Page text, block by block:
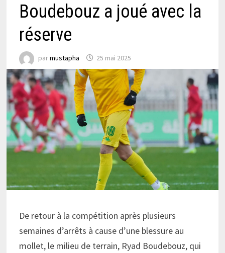
Boudebouz a joué avec la
réserve
parmustapha 25 mai 2025
De retour à la compétition après plusieurs
semaines d’arrêts à cause d’une blessure au
mollet, le milieu de terrain, Ryad Boudebouz, qui